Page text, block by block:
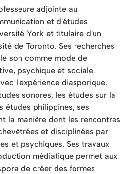
adjointe au
et d'études
York et titulaire d'un
de Toronto. Ses recherches
son comme mode de
psychique et sociale,
l'expérience diasporique.
sonores, les études sur la
études philippines, ses
la manière dont les rencontres
et disciplinées par
et psychiques. Ses travaux
médiatique permet aux
de créer des formes